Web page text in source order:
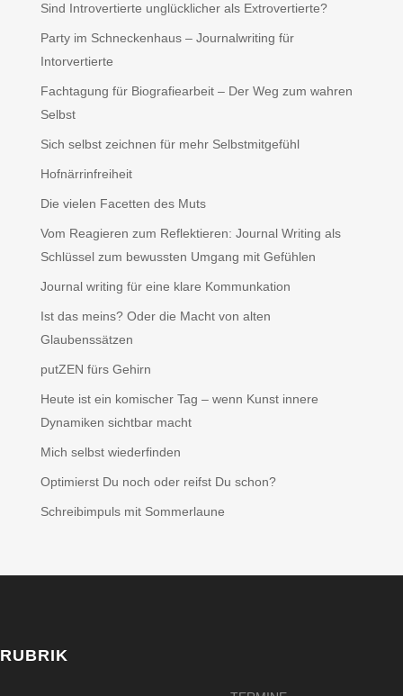
Sind Introvertierte unglücklicher als Extrovertierte?
Party im Schneckenhaus – Journalwriting für
Intorvertierte
Fachtagung für Biografiearbeit – Der Weg zum wahren
Selbst
Sich selbst zeichnen für mehr Selbstmitgefühl
Hofnärrinfreiheit
Die vielen Facetten des Muts
Vom Reagieren zum Reflektieren: Journal Writing als
Schlüssel zum bewussten Umgang mit Gefühlen
Journal writing für eine klare Kommunkation
Ist das meins? Oder die Macht von alten
Glaubenssätzen
putZEN fürs Gehirn
Heute ist ein komischer Tag – wenn Kunst innere
Dynamiken sichtbar macht
Mich selbst wiederfinden
Optimierst Du noch oder reifst Du schon?
Schreibimpuls mit Sommerlaune
RUBRIK